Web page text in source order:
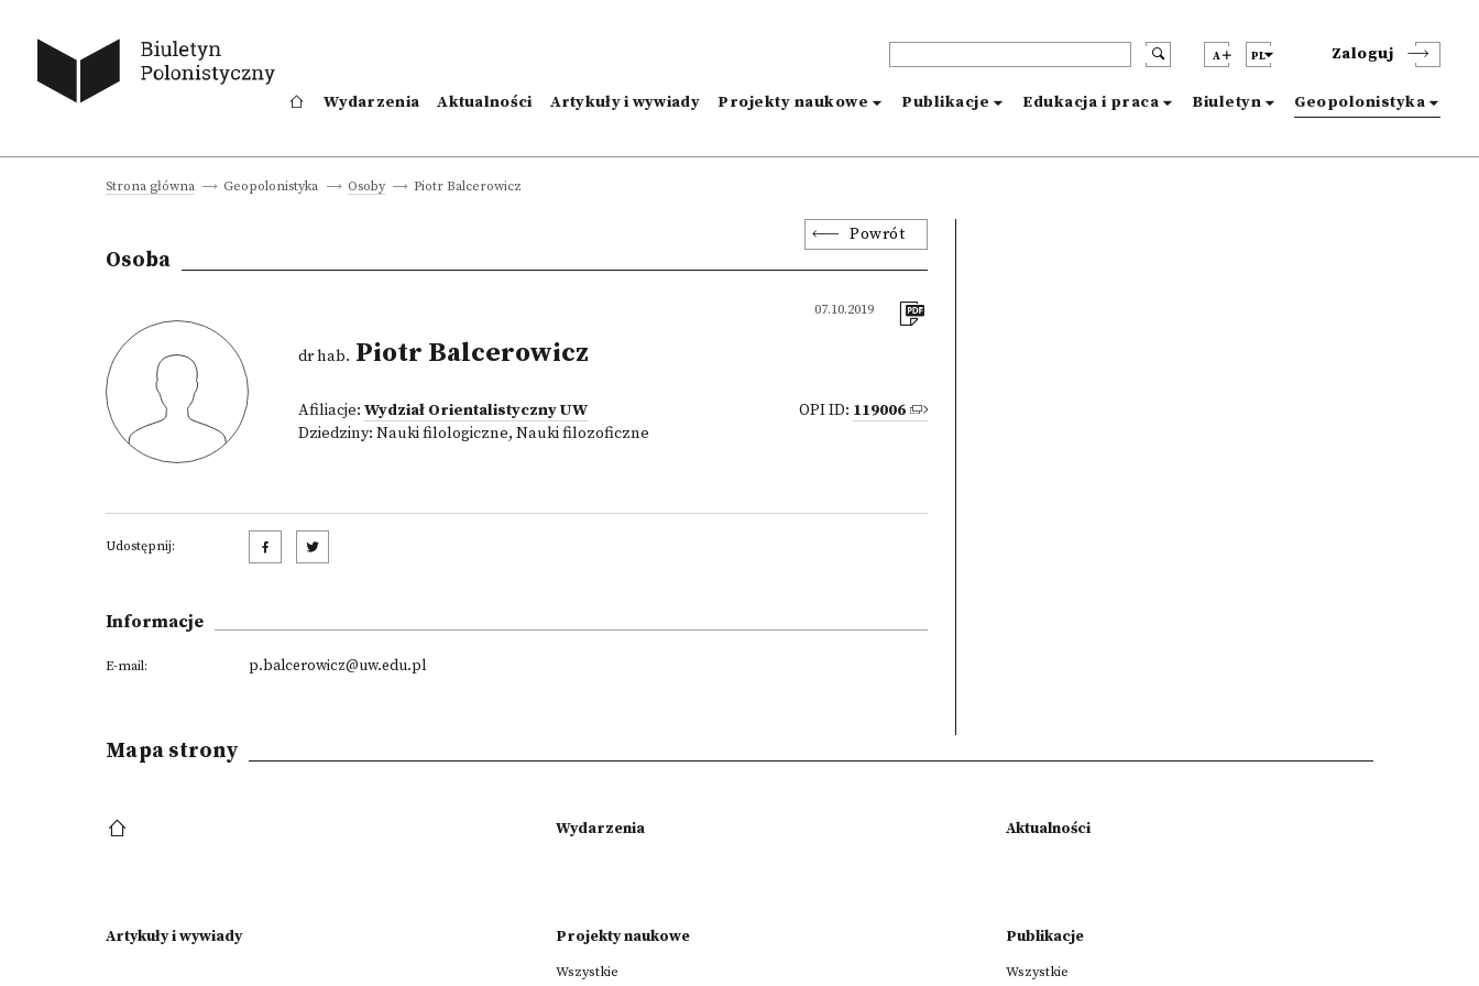
A PL Zaloguj
Wydarzenia Aktualności Artykuły i wywiady Projekty naukowe Publikacje Edukacja i praca Biuletyn Geopolonistyka
Strona główna Geopolonistyka Osoby Piotr Balcerowicz
Powrót
Osoba
07.10.2019
dr hab. Piotr Balcerowicz
Afiliacje: Wydział Orientalistyczny UW
Dziedziny: Nauki filologiczne, Nauki filozoficzne
OPI ID: 119006
Udostępnij:
Informacje
E-mail: p.balcerowicz@uw.edu.pl
Mapa strony
Wydarzenia Aktualności
Artykuły i wywiady Projekty naukowe
Wszystkie
Publikacje
Wszystkie